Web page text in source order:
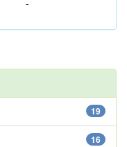
-
19
16